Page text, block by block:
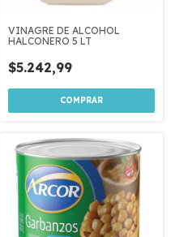
VINAGRE DE ALCOHOL
HALCONERO 5 LT
$5.242,99